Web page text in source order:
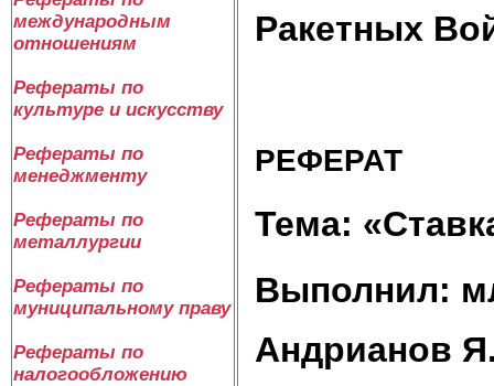
международным
отношениям
Рефераты по
культуре и искусству
Рефераты по
менеджменту
Рефераты по
металлургии
Рефераты по
муниципальному праву
Рефераты по
налогообложению
Ракетных
РЕФЕРАТ
Тема:
Выполнил:
Андрианов